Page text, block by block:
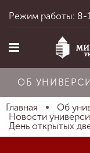
Режим работы: 8-
ОБ
Главная
Об
Новости
День открытых